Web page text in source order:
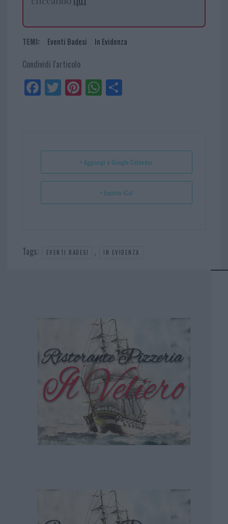
TEMI: Eventi Badesi In Evidenza
Condividi l'articolo
Fa
ce
Tw
itt
Pi
nt
t
W
ha
p
Sh
+ Aggiungi a Google Calendar
+ Esporta iCal
Tags: EVENTI BADESI , IN EVIDENZA